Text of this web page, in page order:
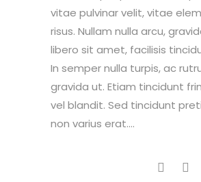
vitae pulvinar velit, vitae
risus. Nullam nulla arcu,
libero sit amet, facilisis
In semper nulla turpis, ac
gravida ut. Etiam tincidunt
vel blandit. Sed tincidunt
non varius erat....